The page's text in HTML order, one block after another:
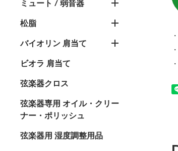
ミュート / 弱音器
松脂
バイオリン 肩当て
ビオラ 肩当て
弦楽器クロス
弦楽器専用 オイル・クリー
ナー・ポリッシュ
弦楽器用 湿度調整用品